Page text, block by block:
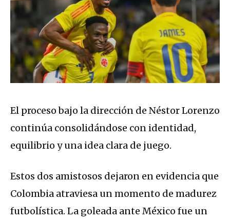
El proceso bajo la dirección de Néstor Lorenzo
continúa consolidándose con identidad,
equilibrio y una idea clara de juego.
Estos dos amistosos dejaron en evidencia que
Colombia atraviesa un momento de madurez
futbolística. La goleada ante México fue un